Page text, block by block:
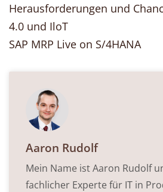
Herausforderungen und
4.0 und IloT
SAP MRP Live on S/4HANA
Aaron Rudolf
Mein Name ist Aaron Rudolf
fachlicher Experte für IT in